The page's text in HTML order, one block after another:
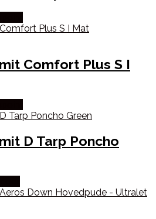
Comfort Plus S I
D Tarp Poncho